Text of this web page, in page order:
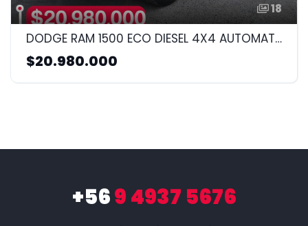
18
DODGE RAM 1500 ECO DIESEL 4X4 AUTOMATICA 2018 3.0CC
$20.980.000
+569 4937 5676